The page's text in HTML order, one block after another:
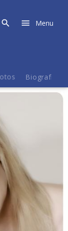
Menu
Biografie